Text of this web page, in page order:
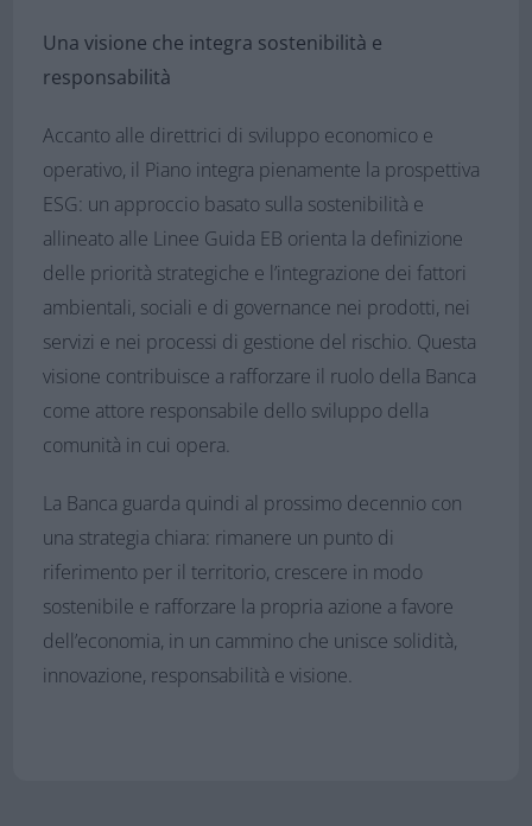
Una visione che integra sostenibilità e
responsabilità
Accanto alle direttrici di sviluppo economico e
operativo, il Piano integra pienamente la prospettiva
ESG: un approccio basato sulla sostenibilità e
allineato alle Linee Guida EB orienta la definizione
delle priorità strategiche e l’integrazione dei fattori
ambientali, sociali e di governance nei prodotti, nei
servizi e nei processi di gestione del rischio. Questa
visione contribuisce a rafforzare il ruolo della Banca
come attore responsabile dello sviluppo della
comunità in cui opera.
La Banca guarda quindi al prossimo decennio con
una strategia chiara: rimanere un punto di
riferimento per il territorio, crescere in modo
sostenibile e rafforzare la propria azione a favore
dell’economia, in un cammino che unisce solidità,
innovazione, responsabilità e visione.